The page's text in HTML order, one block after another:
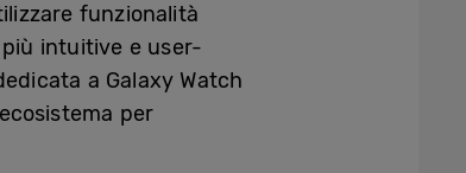
funzionalità
intuitive e user-
a Galaxy Watch
per